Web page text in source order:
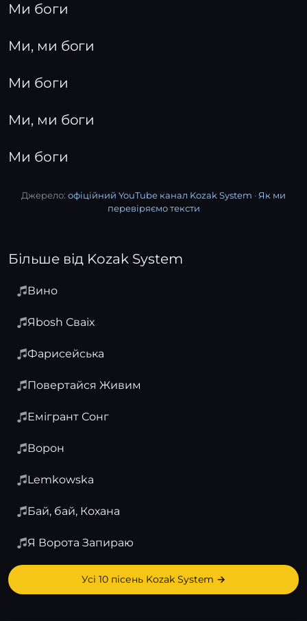
Ми боги
Ми, ми боги
Ми боги
Ми, ми боги
Ми боги
Джерело: офіційний YouTube канал Kozak System · Як ми
перевіряємо тексти
Більше від Kozak System
Вино
Яbosh Сваіх
Фарисейська
Повертайся Живим
Емігрант Сонг
Ворон
Lemkowska
Бай, бай, Кохана
Я Ворота Запираю
Усі 10 пісень Kozak System →